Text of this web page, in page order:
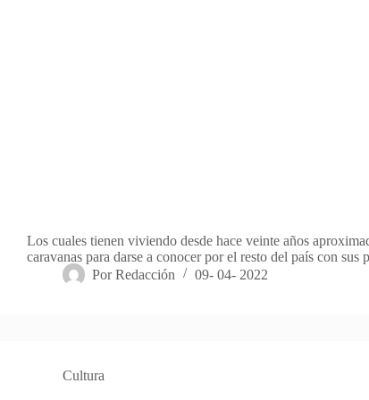
Los cuales tienen viviendo desde hace veinte años
caravanas para darse a conocer por el resto del país con sus
Por Redacción 09- 04- 2022
Cultura